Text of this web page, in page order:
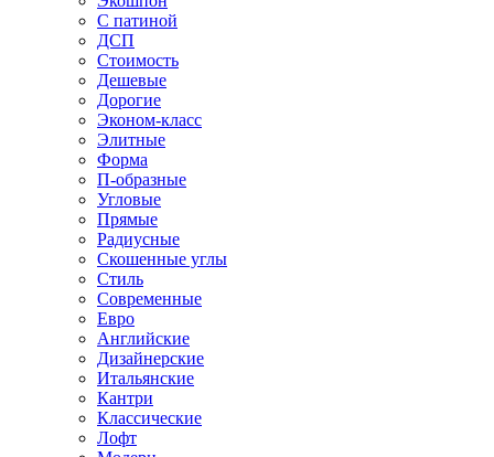
С патиной
ДСП
Стоимость
Дешевые
Дорогие
Эконом-класс
Элитные
Форма
П-образные
Угловые
Прямые
Радиусные
Скошенные углы
Стиль
Современные
Евро
Английские
Дизайнерские
Итальянские
Кантри
Классические
Лофт